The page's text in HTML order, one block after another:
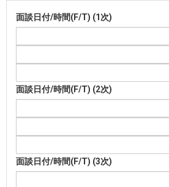
面談日付/時間(F/T) (1次)
面談日付/時間(F/T) (2次)
面談日付/時間(F/T) (3次)